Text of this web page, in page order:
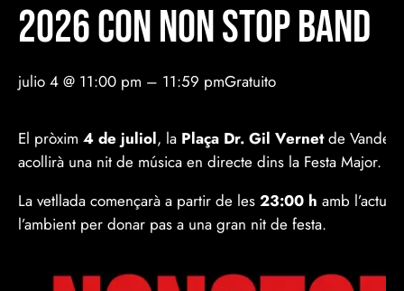
2026 CON NON STOP BAND
julio 4 @ 11:00 pm – 11:59 pmGratuito
El pròxim 4 de juliol, la Plaça Dr. Gil Vernetde
acollirà una nit de música en directe dins la Festa Major.
La vetllada començarà a partir de les 23:00 h amb
l’ambient per donar pas a una gran nit de festa.